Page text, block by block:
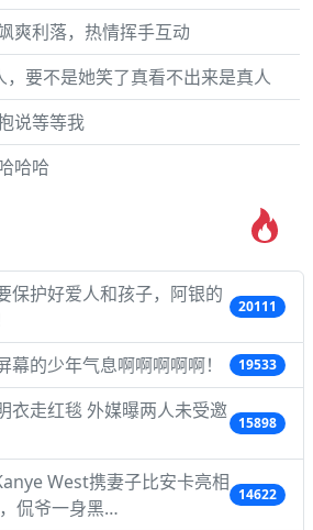
爽利落，热情挥手互动
要不是她笑了真看不出来是真人
说等等我
哈哈
保护好爱人和孩子，阿银的
20111
幕的少年气息啊啊啊啊啊！ 19533
衣走红毯 外媒曝两人未受邀
15898
West携妻子比安卡亮相
侃爷一身黑…
14622